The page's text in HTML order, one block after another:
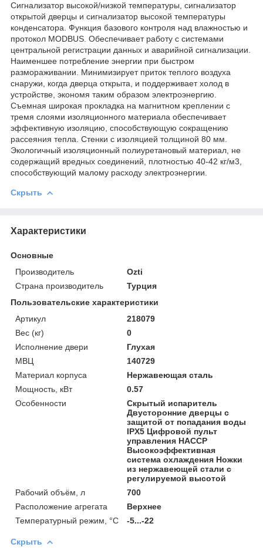
Сигнализатор высокой/низкой температуры, сигнализатор
открытой дверцы и сигнализатор высокой температуры
конденсатора. Функция базового контроля над влажностью и
протокол MODBUS. Обеспечивает работу с системами
центральной регистрации данных и аварийной сигнализации.
Наименшее потребление энергии при быстром
размораживании. Минимизирует приток теплого воздуха
снаружи, когда дверца открыта, и поддерживает холод в
устройстве, экономя таким образом электроэнергию.
Съемная широкая прокладка на магнитном креплении с
тремя слоями изоляционного материала обеспечивает
эффективную изоляцию, способствующую сокращению
рассеяния тепла. Стенки с изоляцией толщиной 80 мм.
Экологичный изоляционный полиуретановый материал, не
содержащий вредных соединений, плотностью 40-42 кг/м3,
способствующий малому расходу электроэнергии.
Скрыть
Характеристики
Основные
Производитель
Ozti
Страна производитель
Турция
Пользовательские характеристики
Артикул
218079
Вес (кг)
0
Исполнение двери
Глухая
МВЦ
140729
Материал корпуса
Нержавеющая сталь
Мощность, кВт
0.57
Особенности
Скрытый испаритель
Двусторонние дверцы с
защитой от попадания воды
IPX5 Цифровой пульт
управления НАССР
Высокоэффективная
система охлаждения Ножки
из нержавеющей стали с
регулируемой высотой
Рабочий объём, л
700
Расположение агрегата
Верхнее
Температурный режим, °C
-5...-22
Скрыть